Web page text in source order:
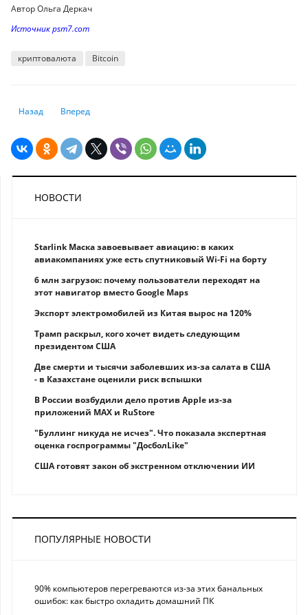
Автор Ольга Деркач
Источник psm7.com
криптовалюта Bitcoin
Предыдущий: При каких условиях Биткоин может достичь $1 млн
Назад Следующий: Мемкоины, на которые следует обратить
Вперед
НОВОСТИ
Starlink Маска завоевывает авиацию: в каких
авиакомпаниях уже есть спутниковый Wi-Fi на борту
6 млн загрузок: почему пользователи переходят на
этот навигатор вместо Google Maps
Экспорт электромобилей из Китая вырос на 120%
Трамп раскрыл, кого хочет видеть следующим
президентом США
Две смерти и тысячи заболевших из-за салата в США
- в Казахстане оценили риск вспышки
В России возбудили дело против Apple из-за
приложений MAX и RuStore
"Буллинг никуда не исчез". Что показала экспертная
оценка госпрограммы "ДосболLike"
США готовят закон об экстренном отключении ИИ
ПОПУЛЯРНЫЕ НОВОСТИ
90% компьютеров перегреваются из-за этих банальных
ошибок: как быстро охладить домашний ПК